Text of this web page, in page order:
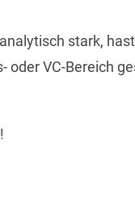
stark,
oder VC-Bereich